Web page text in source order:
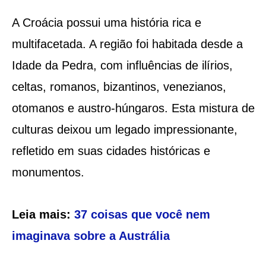
A Croácia possui uma história rica e
multifacetada. A região foi habitada desde a
Idade da Pedra, com influências de ilírios,
celtas, romanos, bizantinos, venezianos,
otomanos e austro-húngaros. Esta mistura de
culturas deixou um legado impressionante,
refletido em suas cidades históricas e
monumentos.
Leia mais: 37 coisas que você nem
imaginava sobre a Austrália